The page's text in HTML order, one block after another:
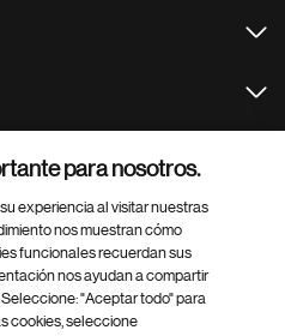
para nosotros.
experiencia al visitar nuestras
nos muestran cómo
funcionales recuerdan sus
nos ayudan a compartir
"Aceptar todo" para
cookies, seleccione